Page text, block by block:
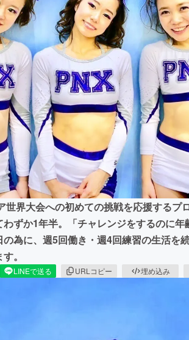
書籍・雑誌出版
業 チャレンジ
地域活性化
世界大会への初めての挑戦を応援するプ
ずか1年半。「チャレンジをするのに
為に、週5回働き・週4回練習の生活を
。
LINEで送る URLコピー 埋め込み